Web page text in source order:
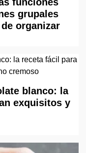
grupales
organizar
blanco: la
exquisitos y